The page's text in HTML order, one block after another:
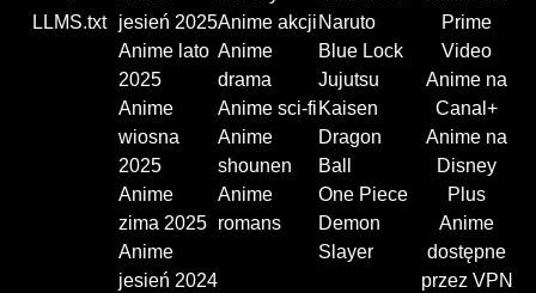
LLMS.txt
jesień 2025
Anime lato
2025
Anime
wiosna
2025
Anime
zima 2025
Anime
jesień 2024
Anime akcji
Anime
drama
Anime sci-fi
Anime
shounen
Anime
romans
Naruto
Blue Lock
Jujutsu
Kaisen
Dragon
Ball
One Piece
Demon
Slayer
Prime
Video
Anime na
Canal+
Anime na
Disney
Plus
Anime
dostępne
przez VPN